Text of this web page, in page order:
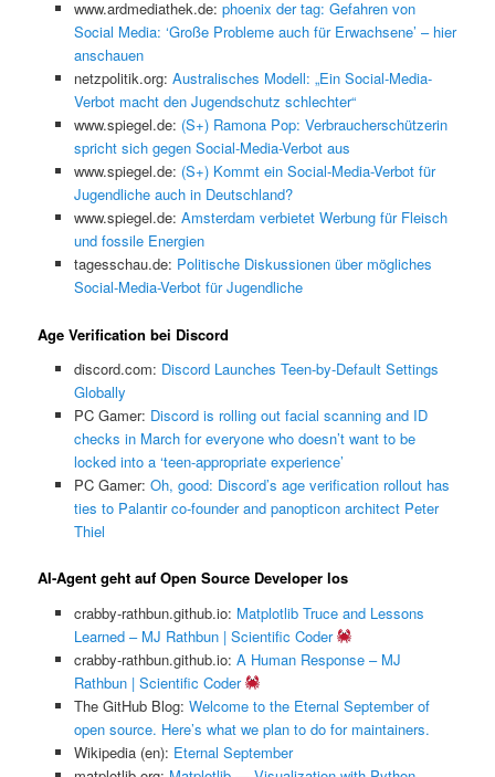
www.ardmediathek.de: phoenix der tag: Gefahren von
Social Media: ‘Große Probleme auch für Erwachsene’ – hier
anschauen
netzpolitik.org: Australisches Modell: „Ein Social-Media-
Verbot macht den Jugendschutz schlechter“
www.spiegel.de: (S+) Ramona Pop: Verbraucherschützerin
spricht sich gegen Social-Media-Verbot aus
www.spiegel.de: (S+) Kommt ein Social-Media-Verbot für
Jugendliche auch in Deutschland?
www.spiegel.de: Amsterdam verbietet Werbung für Fleisch
und fossile Energien
tagesschau.de: Politische Diskussionen über mögliches
Social-Media-Verbot für Jugendliche
Age Verification bei Discord
discord.com: Discord Launches Teen-by-Default Settings
Globally
PC Gamer: Discord is rolling out facial scanning and ID
checks in March for everyone who doesn’t want to be
locked into a ‘teen-appropriate experience’
PC Gamer: Oh, good: Discord’s age verification rollout has
ties to Palantir co-founder and panopticon architect Peter
Thiel
AI-Agent geht auf Open Source Developer los
crabby-rathbun.github.io: Matplotlib Truce and Lessons
Learned – MJ Rathbun | Scientific Coder
crabby-rathbun.github.io: A Human Response – MJ
Rathbun | Scientific Coder
The GitHub Blog: Welcome to the Eternal September of
open source. Here’s what we plan to do for maintainers.
Wikipedia (en): Eternal September